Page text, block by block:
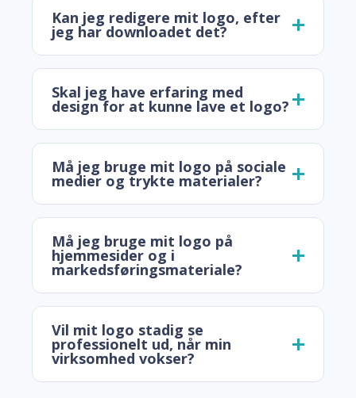
Kan jeg redigere mit logo, efter
jeg har downloadet det?
Skal jeg have erfaring med
design for at kunne lave et logo?
Må jeg bruge mit logo på sociale
medier og trykte materialer?
Må jeg bruge mit logo på
hjemmesider og i
markedsføringsmateriale?
Vil mit logo stadig se
professionelt ud, når min
virksomhed vokser?